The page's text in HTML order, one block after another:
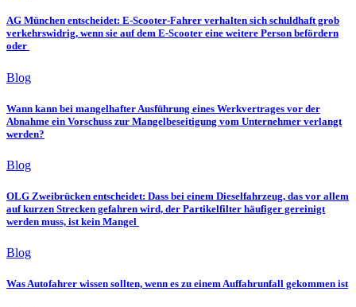
AG München entscheidet: E-Scooter-Fahrer verhalten sich schuldhaft grob
verkehrswidrig, wenn sie auf dem E-Scooter eine weitere Person befördern
oder
Blog
Wann kann bei mangelhafter Ausführung eines Werkvertrages vor der
Abnahme ein Vorschuss zur Mangelbeseitigung vom Unternehmer verlangt
werden?
Blog
OLG Zweibrücken entscheidet: Dass bei einem Dieselfahrzeug, das vor allem
auf kurzen Strecken gefahren wird, der Partikelfilter häufiger gereinigt
werden muss, ist kein Mangel
Blog
Was Autofahrer wissen sollten, wenn es zu einem Auffahrunfall gekommen ist